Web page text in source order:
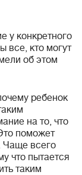
у конкретного
все, кто могут
об этом
ребенок
на то, что
поможет
Чаще всего
что пытается
таким